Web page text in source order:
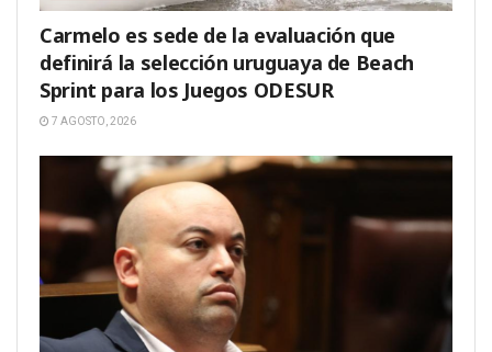
Carmelo es sede de la evaluación que
definirá la selección uruguaya de Beach
Sprint para los Juegos ODESUR
7 AGOSTO, 2026